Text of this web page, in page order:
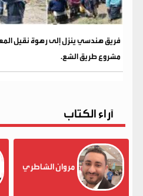
فريق هندسي ينزل إلى رهوة نقيل
مشروع طريق الشع.
آراء الكتاب
مروان الشاطري